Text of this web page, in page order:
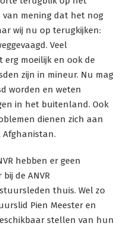
van mening dat het nog
wij nu op terugkijken:
Veel
erg moeilijk en ook de
zijn in mineur. Nu mag
worden en weten
in het buitenland. Ook
dienen zich aan
Afghanistan.
hebben er geen
de ANVR
thuis. Wel zo
Pien Meester en
stellen van hun